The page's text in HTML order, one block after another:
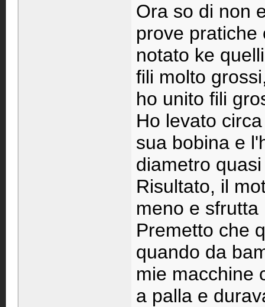
Ora so di non
prove pratiche
notato ke
fili molto
ho unito fili
Ho levato
sua bobina e
diametro
Risultato, il
meno e
Premetto che
quando da
mie macchine
a palla e